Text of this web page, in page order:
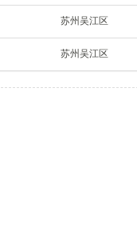
苏州吴江区
苏州吴江区